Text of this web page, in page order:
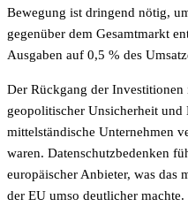
Bewegung ist dringend nötig,
gegenüber dem Gesamtmarkt
Ausgaben auf 0,5 % des
Der Rückgang der
geopolitischer Unsicherheit
mittelständische Unternehmen
waren. Datenschutzbedenken
europäischer Anbieter, was das
der EU umso deutlicher machte.